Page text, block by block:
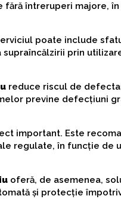
întreruperi majore,
poate include
prin
reduce riscul de
previne defecțiuni
important. Este
regulate, în funcție de
oferă, de asemenea,
și protecție